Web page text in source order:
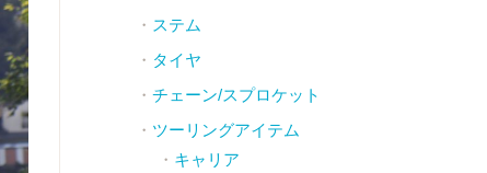
ステム
タイヤ
チェーン/スプロケット
ツーリングアイテム
キャリア